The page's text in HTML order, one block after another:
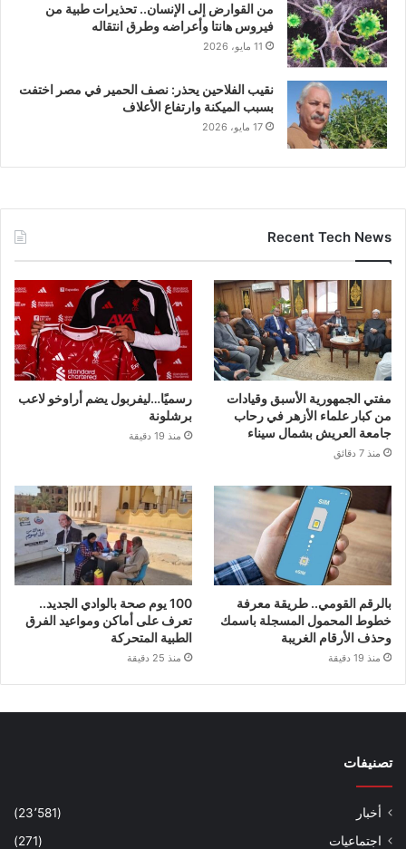
من القوارض إلى الإنسان.. تحذيرات طبية من
فيروس هانتا وأعراضه وطرق انتقاله
11 مايو، 2026
نقيب الفلاحين يحذر: نصف الحمير في مصر اختفت
بسبب الميكنة وارتفاع الأعلاف
17 مايو، 2026
Recent Tech News
مفتي الجمهورية الأسبق وقيادات
من كبار علماء الأزهر في رحاب
جامعة العريش بشمال سيناء
منذ 7 دقائق
رسميًا…ليفربول يضم أراوخو لاعب
برشلونة
منذ 19 دقيقة
بالرقم القومي.. طريقة معرفة
خطوط المحمول المسجلة باسمك
وحذف الأرقام الغريبة
منذ 19 دقيقة
100 يوم صحة بالوادي الجديد..
تعرف على أماكن ومواعيد الفرق
الطبية المتحركة
منذ 25 دقيقة
تصنيفات
أخبار
(23٬581)
اجتماعيات
(271)